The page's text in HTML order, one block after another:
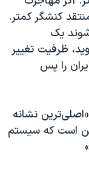
کنشگر کمتر.
یک
ظرفیت تغییر
را پس
نشانه
است که سیستم